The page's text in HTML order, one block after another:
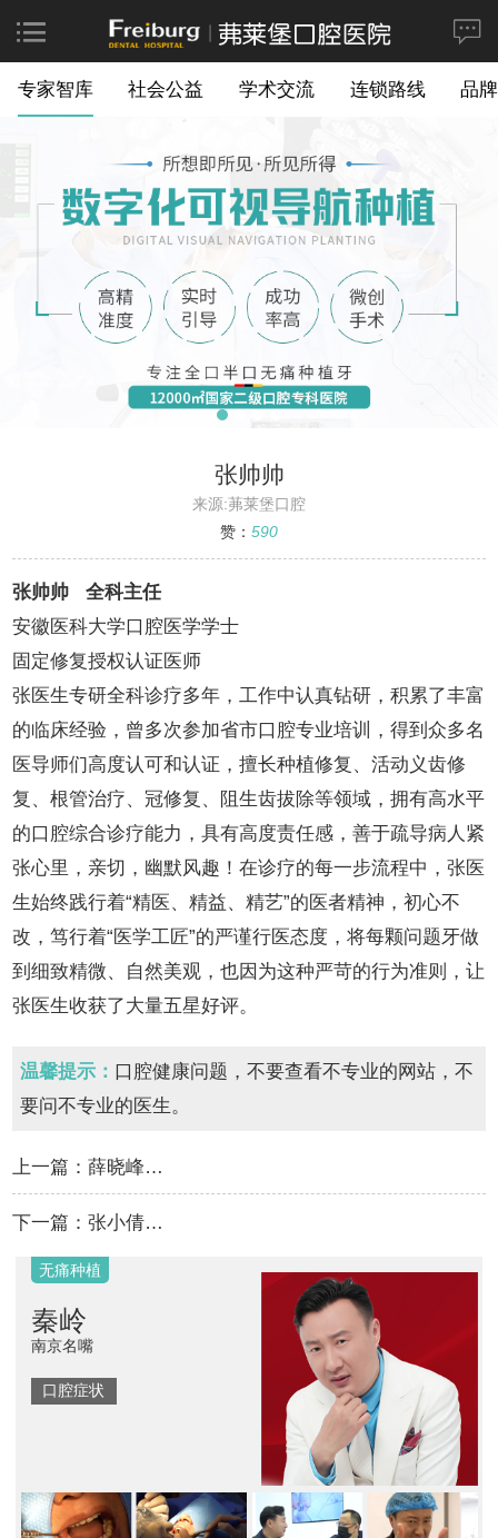
专家智库 社会公益 学术交流 连锁路线 品
张帅帅
来源:茀莱堡口腔
赞： 590
张帅帅 全科主任
安徽医科大学口腔医学学士
固定修复授权认证医师
张医生专研全科诊疗多年，工作中认真钻研，积累了丰富
的临床经验，曾多次参加省市口腔专业培训，得到众多名
医导师们高度认可和认证，擅长种植修复、活动义齿修
复、根管治疗、冠修复、阻生齿拔除等领域，拥有高水平
的口腔综合诊疗能力，具有高度责任感，善于疏导病人紧
张心里，亲切，幽默风趣！在诊疗的每一步流程中，张医
生始终践行着“精医、精益、精艺”的医者精神，初心不
改，笃行着“医学工匠”的严谨行医态度，将每颗问题牙做
到细致精微、自然美观，也因为这种严苛的行为准则，让
张医生收获了大量五星好评。
温馨提示： 口腔健康问题，不要查看不专业的网站，不
要问不专业的医生。
上一篇：薛晓峰…
下一篇：张小倩…
隐形矫正
瑾洁
演员
口腔症状